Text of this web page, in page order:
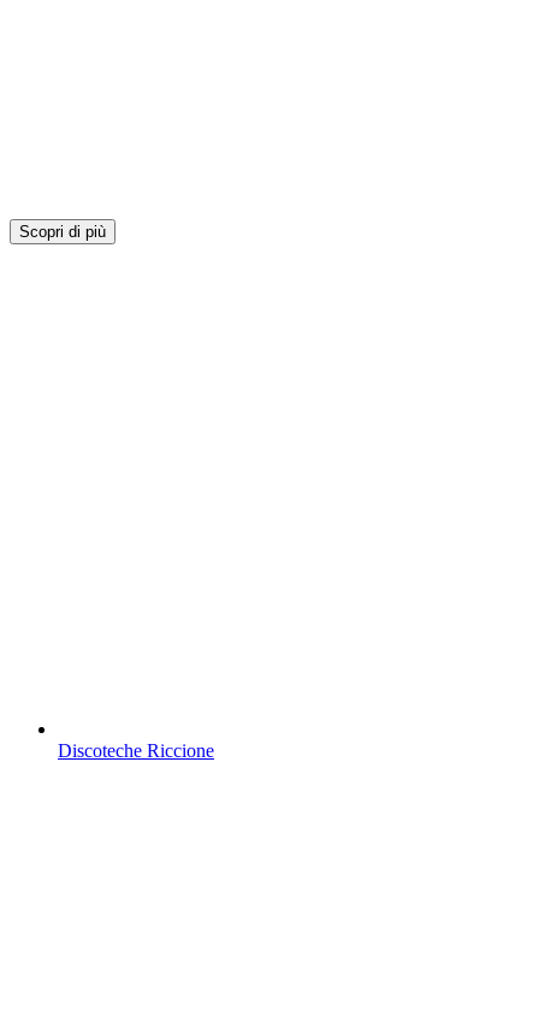
Scopri di più
Discoteche Riccione